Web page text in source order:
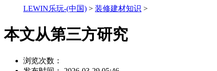
LEWIN乐玩-(中国) > 装修建材知识 >
本文从第三方研究
浏览次数：